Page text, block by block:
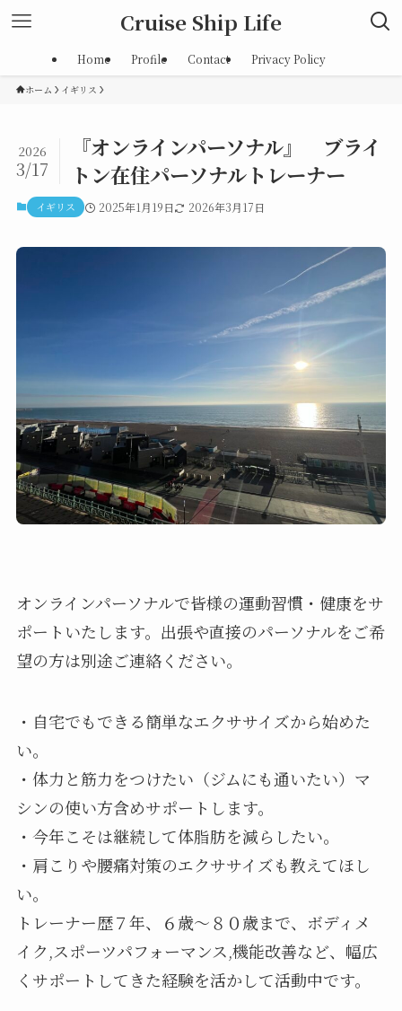
Cruise Ship Life
Home Profile Contact Privacy Policy
ホーム イギリス
『オンラインパーソナル』 ブライ
トン在住パーソナルトレーナー
2026
3/17
イギリス 2025年1月19日 2026年3月17日
オンラインパーソナルで皆様の運動習慣・健康をサ
ポートいたします。出張や直接のパーソナルをご希
望の方は別途ご連絡ください。
・自宅でもできる簡単なエクササイズから始めた
い。
・体力と筋力をつけたい（ジムにも通いたい）マ
シンの使い方含めサポートします。
・今年こそは継続して体脂肪を減らしたい。
・肩こりや腰痛対策のエクササイズも教えてほし
い。
トレーナー歴７年、６歳～８０歳まで、ボディメ
イク,スポーツパフォーマンス,機能改善など、幅広
くサポートしてきた経験を活かして活動中です。